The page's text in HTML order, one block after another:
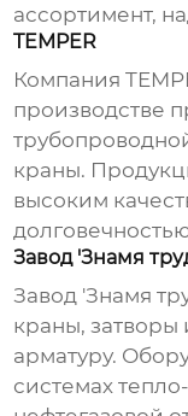
ассортимент,
TEMPER
Компания
производстве
краны.
высоким
Завод 'Знамя
Завод 'Знамя
краны, затворы
арматуру.
системах